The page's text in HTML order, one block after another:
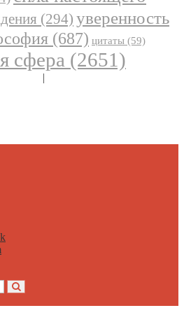
(294) уверенность
(687) цитаты (59)
сфера (2651)
|